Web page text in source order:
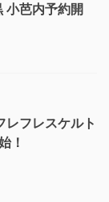
小芭内予約開
レフレスケルト
！